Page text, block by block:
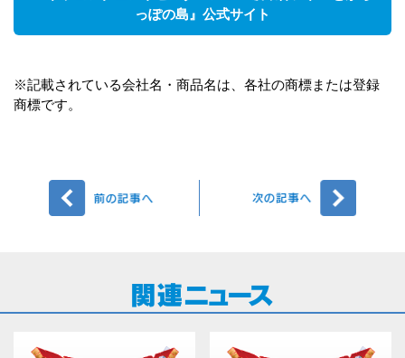
っぽの島』公式サイト
※記載されている会社名・商品名は、各社の商標または登録
商標です。